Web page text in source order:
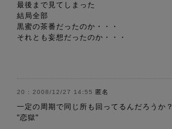
最後まで見てしまった
結局全部
黒蜜の茶番だったのか・・・
それとも妄想だったのか・・・
2008/12/27 14:55 匿名
一定の周期で同じ所も回ってるんだろうか？
"恋獄"